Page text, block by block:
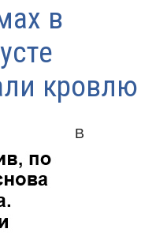
в
кровлю
В